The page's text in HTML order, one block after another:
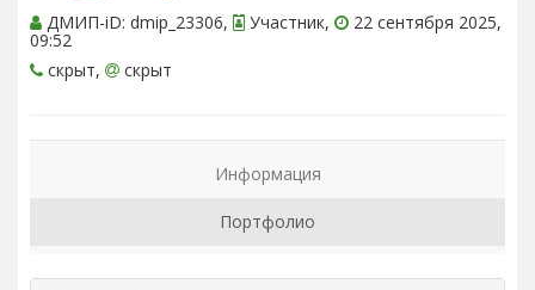
ДМИП-iD: dmip_23306, Участник, 22 сентября 2025,
09:52
скрыт,
скрыт
Информация
Портфолио